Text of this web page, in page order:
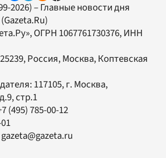
2026) – Главные новости дня
(Gazeta.Ru)
, ОГРН 1067761730376, ИНН
Россия, Москва, Коптевская
117105, г. Москва,
стр.1
(495) 785-00-12
gazeta@gazeta.ru